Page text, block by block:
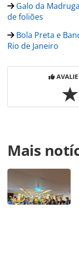
Galo da
de foliões
Bola Preta e
Rio de Janeiro
https://
de-curacao-recebe-
página. Todo o
Editora é protegido
autoral. Não
Mais